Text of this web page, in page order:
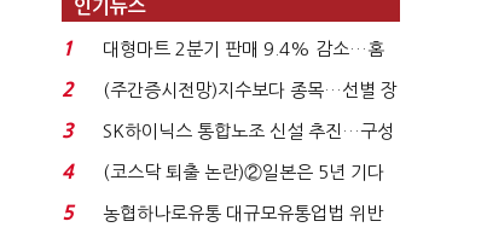
인기뉴스
1
대형마트 2분기 판매 9.4% 감소…홈
플러스 사태 여파...
2
(주간증시전망)지수보다 종목…선별 장
세 이어진다...
3
SK하이닉스 통합노조 신설 추진…구성
원 간 성과급 불...
4
(코스닥 퇴출 논란)②일본은 5년 기다
려주는데 우리는 ...
5
농협하나로유통 대규모유통업법 위반